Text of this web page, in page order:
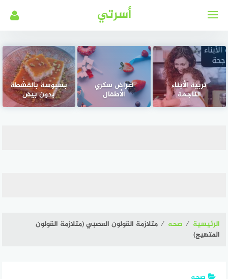
أسرتي
تربية الأبناء
الناجحة
اعراض سكري
الأطفال
بسبوسة بالقشطة
بدون بيض
الرئيسية ⁄ صحه ⁄ متلازمة القولون العصبي (متلازمة القولون
المتهيج)